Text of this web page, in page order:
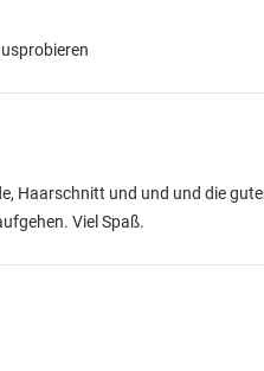
Haarschnitt und und und die
Viel Spaß.